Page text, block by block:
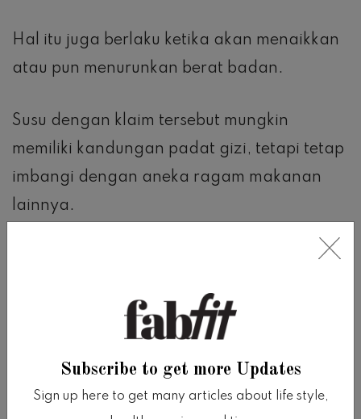
Hal itu juga berlaku ketika akan menaikkan
atau pun menurunkan berat badan.
Susu dengan klaim tersebut mungkin
memiliki kandungan padat gizi, tetapi tetap
imbangi dengan aneka ragam makanan
lainnya.
pula yang lebih suka makanan asin /
Apa penyebabnya?
Subscribe to get more Updates
Sign up here to get many articles about life style,